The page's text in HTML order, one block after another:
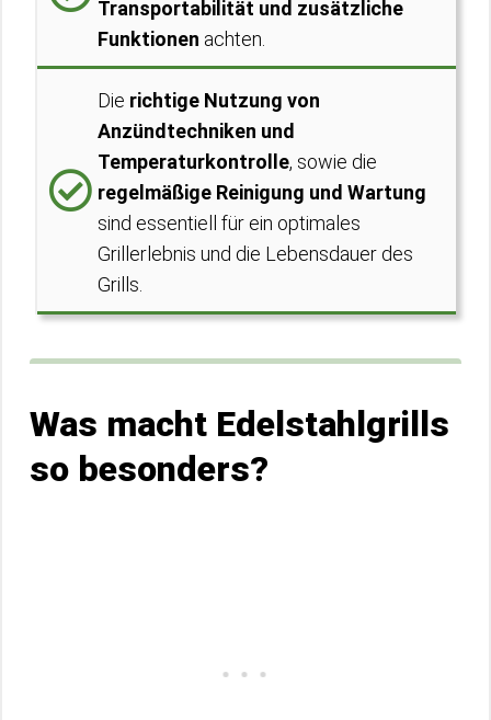
Transportabilität und zusätzliche
Funktionen achten.
Die richtige Nutzung von
Anzündtechniken und
Temperaturkontrolle, sowie die
regelmäßige Reinigung und Wartung
sind essentiell für ein optimales
Grillerlebnis und die Lebensdauer des
Grills.
Was macht Edelstahlgrills
so besonders?